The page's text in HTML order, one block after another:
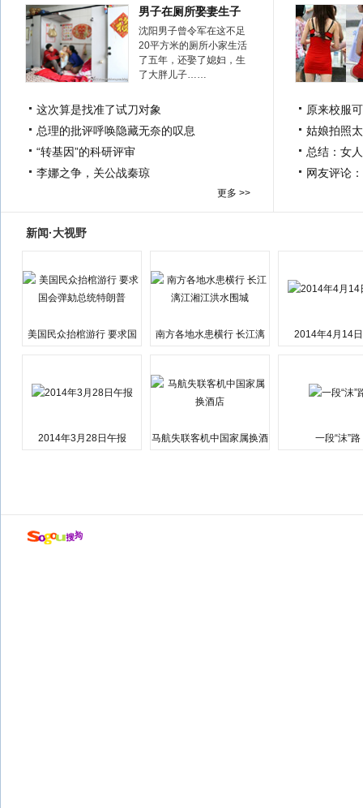
男子在厕所娶妻生子
沈阳男子曾令军在这不足
20平方米的厕所小家生活
了五年，还娶了媳妇，生
了大胖儿子……
这次算是找准了试刀对象
总理的批评呼唤隐藏无奈的叹息
“转基因”的科研评审
李娜之争，关公战秦琼
更多 >>
原来校服
姑娘拍照
总结：女
网友评论
新闻·大视野
美国民众抬棺游行 要求国
南方各地水患横行 长江漓
2014年4月14
2014年3月28日午报
马航失联客机中国家属换酒
一段“沫”路